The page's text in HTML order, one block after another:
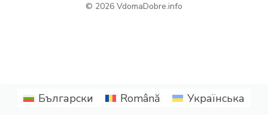
© 2026 VdomaDobre.info
Български Română Українська